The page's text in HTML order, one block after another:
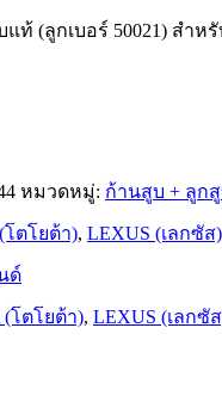
ท้ (ลูกเบอร์ 50021) สำห
หมวดหมู่: ก้านสูบ + ลูก
โตโยต้า), LEXUS (เลกซัส)
(โตโยต้า), LEXUS (เลกซั